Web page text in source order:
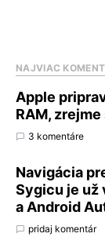
NAJVIAC
Apple
RAM,
3 komentáre
Navigácia
Sygicu je už
a Android
pridaj komentár